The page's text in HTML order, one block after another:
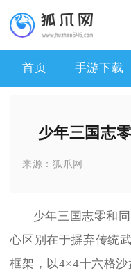
首页 手游下载
少年三国志
来源：狐爪网
少年三国志零和
心区别在于摒弃传统
框架，以4×4十六格